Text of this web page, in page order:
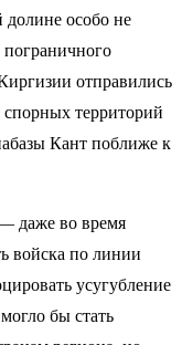
долине особо не
пограничного
отправились
спорных территорий
Кант поближе к
даже во время
войска по линии
усугубление
бы стать